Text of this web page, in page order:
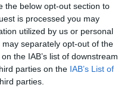
the below opt-out section to
is processed you may
utilized by us or personal
separately opt-out of the
the IAB’s list of downstream
parties on the IAB’s List of
parties.